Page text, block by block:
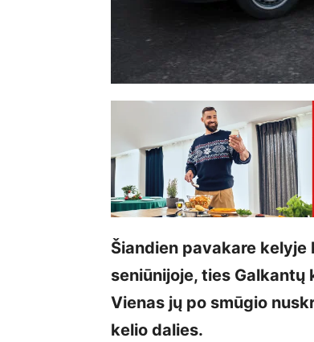
Šiandien pavakare
seniūnijoje, ties Galkantų
Vienas jų po smūgio
kelio dalies.